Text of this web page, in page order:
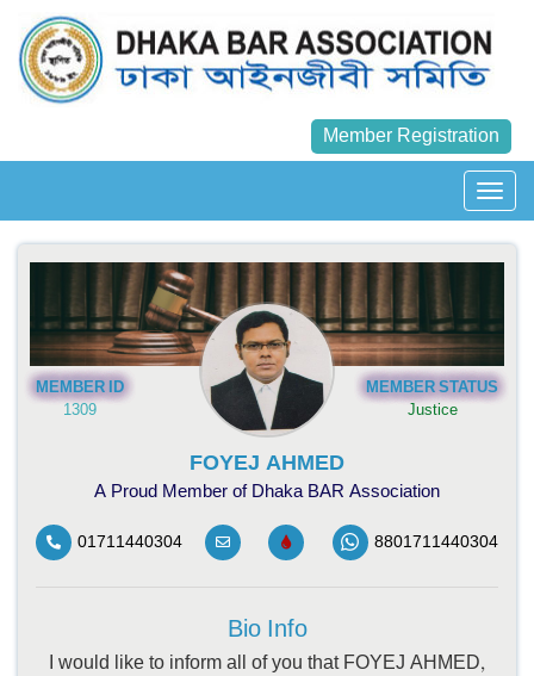
Member Registration
MEMBER ID
1309
MEMBER STATUS
Justice
FOYEJ AHMED
A Proud Member of Dhaka BAR Association
01711440304 8801711440304
Bio Info
I would like to inform all of you that FOYEJ AHMED,